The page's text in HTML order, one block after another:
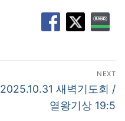
NEXT
Next
2025.10.31 새벽기도회 /
열왕기상 19:5